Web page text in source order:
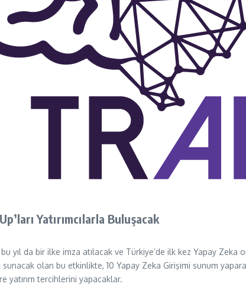
Yatırımcılarla Buluşacak
yıl da bir ilke imza atılacak ve Türkiye’de ilk kez Yapay
olan bu etkinlikte, 10 Yapay Zeka Girişimi sunum
yatırım tercihlerini yapacaklar.